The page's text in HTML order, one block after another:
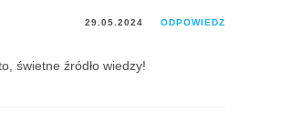
29.05.2024 ODPOWIEDZ
świetne źródło wiedzy!